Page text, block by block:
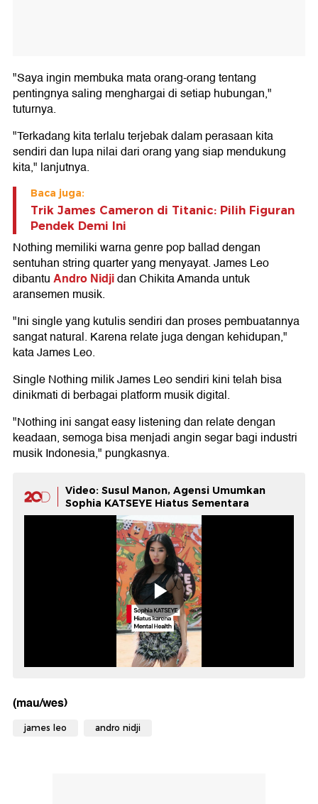
"Saya ingin membuka mata orang-orang tentang
pentingnya saling menghargai di setiap hubungan,"
tuturnya.
"Terkadang kita terlalu terjebak dalam perasaan kita
sendiri dan lupa nilai dari orang yang siap mendukung
kita," lanjutnya.
Baca juga:
Trik James Cameron di Titanic: Pilih Figuran
Pendek Demi Ini
Nothing memiliki warna genre pop ballad dengan
sentuhan string quarter yang menyayat. James Leo
dibantuAndro Nidjidan Chikita Amanda untuk
aransemen musik.
"Ini single yang kutulis sendiri dan proses pembuatannya
sangat natural. Karena relate juga dengan kehidupan,"
kata James Leo.
Single Nothing milik James Leo sendiri kini telah bisa
dinikmati di berbagai platform musik digital.
"Nothing ini sangat easy listening dan relate dengan
keadaan, semoga bisa menjadi angin segar bagi industri
musik Indonesia," pungkasnya.
Video: Susul Manon, Agensi Umumkan
Sophia KATSEYE Hiatus Sementara
(mau/wes)
james leo andro nidji